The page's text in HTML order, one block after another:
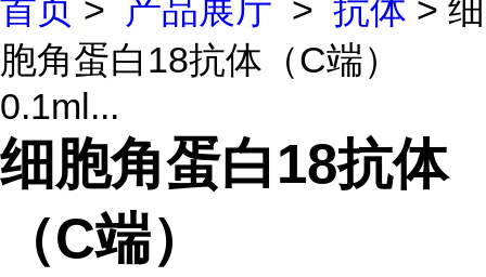
首页 > 产品展厅 > 抗体 > 细
胞角蛋白18抗体（C端）
0.1ml...
细胞角蛋白18抗体
（C端）